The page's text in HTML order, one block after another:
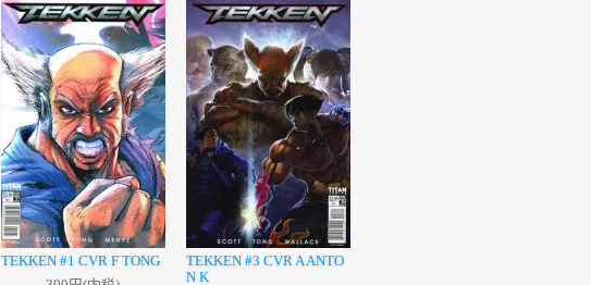
TEKKEN #1 CVR F TONG
TEKKEN #3 CVR A ANTO
N K